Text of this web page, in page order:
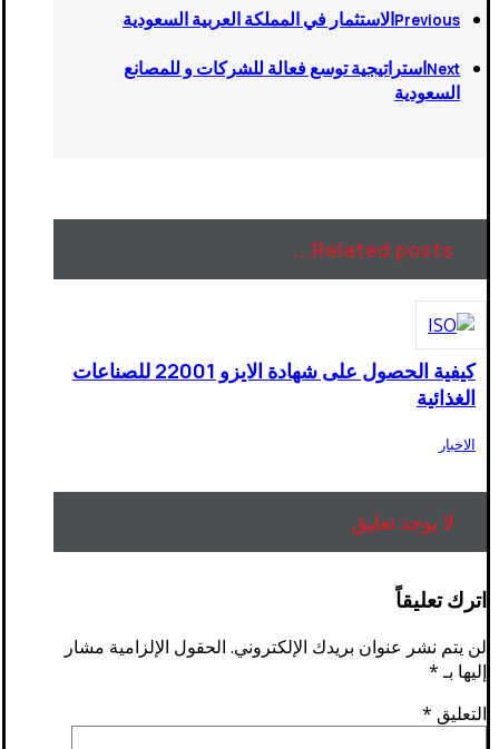
Previousالاستثمار في المملكة العربية السعودية
Nextاستراتيجية توسع فعالة للشركات و للمصانع
السعودية
Related posts...
كيفية الحصول على شهادة الايزو 22001 للصناعات
الغذائية
الاخبار
لا يوجد تعليق
اترك تعليقاً
لن يتم نشر عنوان بريدك الإلكتروني. الحقول الإلزامية مشار
إليها بـ*
التعليق *